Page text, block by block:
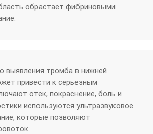
обрастает фибриновыми
выявления тромба в нижней
привести к серьезным
отек, покраснение, боль и
используются ультразвуковое
которые позволяют